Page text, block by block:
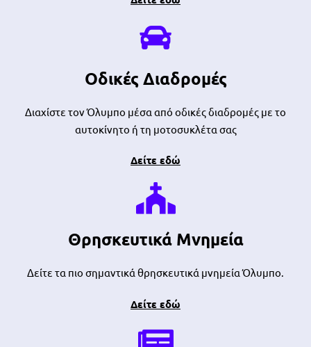
Οδικές Διαδρομές
Διαχίστε τον Όλυμπο μέσα από οδικές διαδρομές με το
αυτοκίνητο ή τη μοτοσυκλέτα σας
Δείτε εδώ
Θρησκευτικά Μνημεία
Δείτε τα πιο σημαντικά θρησκευτικά μνημεία Όλυμπο.
Δείτε εδώ